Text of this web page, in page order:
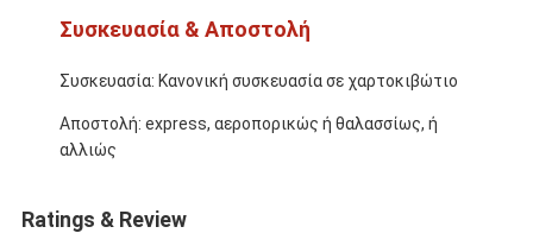
μέρη μηχανών weichai
Ανταλλακτικά κινητήρα Perkins
Συσκευασία & Αποστολή
Συσκευασία: Κανονική συσκευασία σε χαρτοκιβώτιο
Αποστολή: express, αεροπορικώς ή θαλασσίως, ή
αλλιώς
Ratings & Review